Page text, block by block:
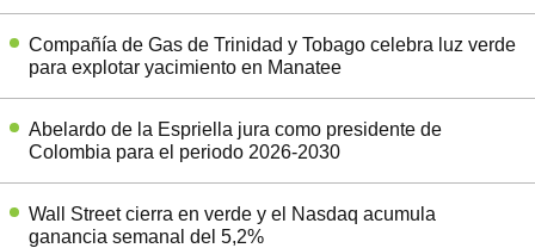
Compañía de Gas de Trinidad y Tobago celebra luz verde
para explotar yacimiento en Manatee
Abelardo de la Espriella jura como presidente de
Colombia para el periodo 2026-2030
Wall Street cierra en verde y el Nasdaq acumula
ganancia semanal del 5,2%